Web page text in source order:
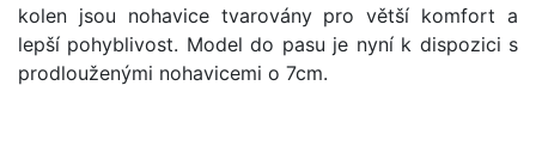
kolen jsou nohavice tvarovány pro větší komfort a
lepší pohyblivost. Model do pasu je nyní k dispozici s
prodlouženými nohavicemi o 7cm.